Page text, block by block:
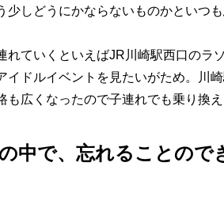
少しどうにかならないものかといつも
ていくといえばJR川崎駅西口のラ
イドルイベントを見たいがため。川
も広くなったので子連れでも乗り換え
中で、忘れることので